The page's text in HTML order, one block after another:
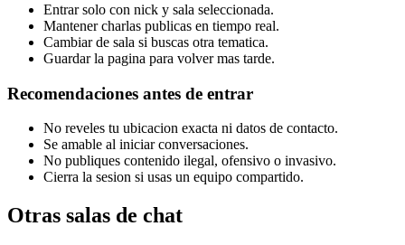
Entrar solo con nick y sala seleccionada.
Mantener charlas publicas en tiempo real.
Cambiar de sala si buscas otra tematica.
Guardar la pagina para volver mas tarde.
Recomendaciones antes de entrar
No reveles tu ubicacion exacta ni datos de contacto.
Se amable al iniciar conversaciones.
No publiques contenido ilegal, ofensivo o invasivo.
Cierra la sesion si usas un equipo compartido.
Otras salas de chat